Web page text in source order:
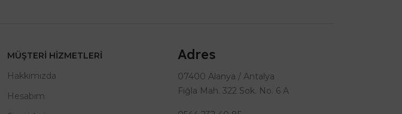
MÜŞTERI HIZMETLERI
Hakkımızda
Hesabım
Adres
07400 Alanya / Antalya
Fığla Mah. 322 Sok. No. 6 A